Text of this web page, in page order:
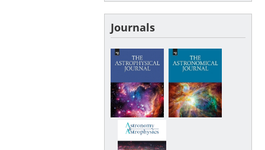
Journals